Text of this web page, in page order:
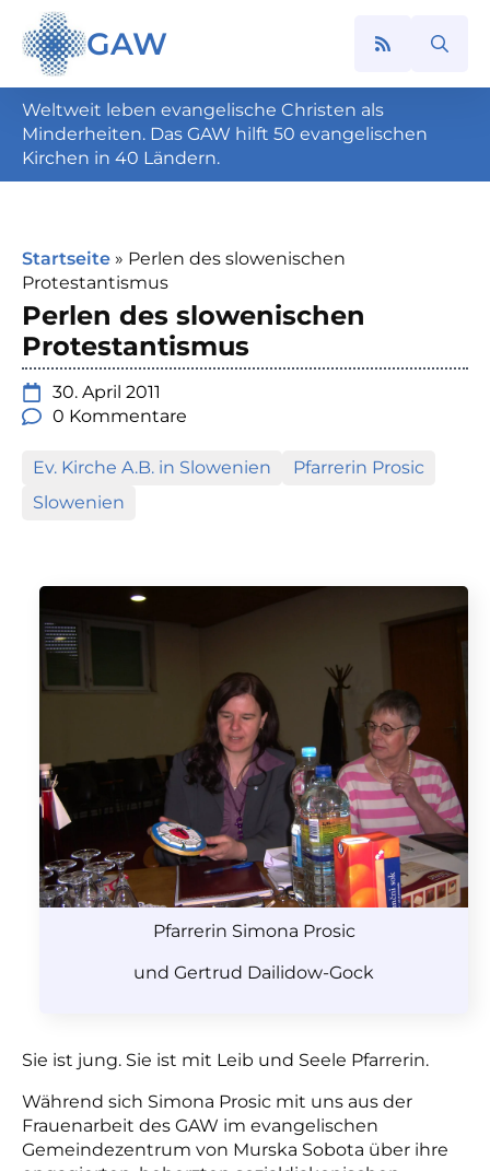
GAW
Search
Weltweit leben evangelische Christen als
Minderheiten. Das GAW hilft 50 evangelischen
Kirchen in 40 Ländern.
Startseite » Perlen des slowenischen
Protestantismus
Perlen des slowenischen
Protestantismus
30. April 2011
0 Kommentare
Ev. Kirche A.B. in Slowenien
Pfarrerin Prosic
Slowenien
Pfarrerin Simona Prosic
und Gertrud Dailidow-Gock
Sie ist jung. Sie ist mit Leib und Seele Pfarrerin.
Während sich Simona Prosic mit uns aus der
Frauenarbeit des GAW im evangelischen
Gemeindezentrum von Murska Sobota über ihre